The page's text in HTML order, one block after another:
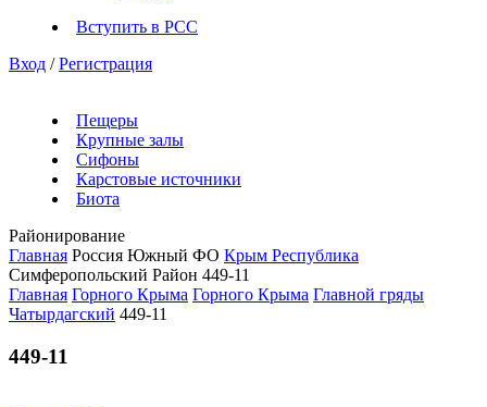
Вступить в РСС
Вход / Регистрация
Пещеры
Крупные залы
Сифоны
Карстовые источники
Биота
Районирование
Главная Россия Южный ФО Крым Республика
Симферопольский Район 449-11
Главная Горного Крыма Горного Крыма Главной гряды
Чатырдагский 449-11
449-11